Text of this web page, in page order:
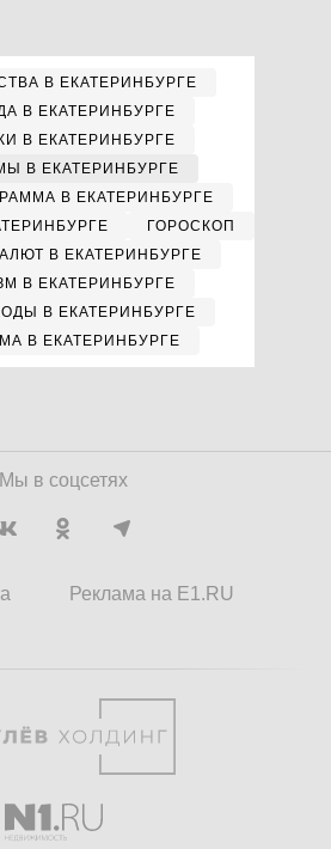
В ЕКАТЕРИНБУРГЕ
В ЕКАТЕРИНБУРГЕ
В ЕКАТЕРИНБУРГЕ
В ЕКАТЕРИНБУРГЕ
В ЕКАТЕРИНБУРГЕ
ГОРОСКОП
В ЕКАТЕРИНБУРГЕ
В ЕКАТЕРИНБУРГЕ
В ЕКАТЕРИНБУРГЕ
В ЕКАТЕРИНБУРГЕ
Мы в соцсетях
Реклама на E1.RU